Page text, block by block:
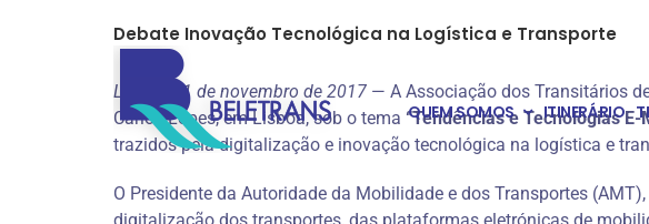
QUEM SOMOS ITINERÁRIO
Debate Inovação Tecnológica na Logística e Transporte
Lisboa, 11 de novembro de 2017 — A Associação dos Transitários
Carlos Lopes, em Lisboa, sob o tema “Tendências e Tecnologias E-
trazidos pela digitalização e inovação tecnológica na logística e
O Presidente da Autoridade da Mobilidade e dos Transportes